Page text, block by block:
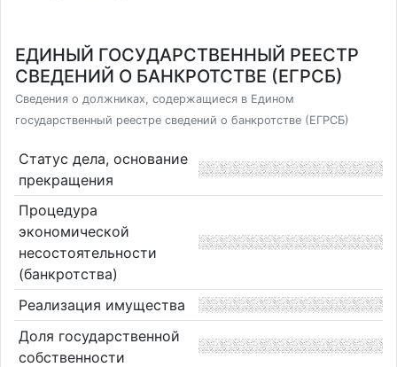
ЕДИНЫЙ ГОСУДАРСТВЕННЫЙ РЕЕСТР
СВЕДЕНИЙ О БАНКРОТСТВЕ (ЕГРСБ)
Сведения о должниках, содержащиеся в Едином
государственный реестре сведений о банкротстве (ЕГРСБ)
Статус дела, основание
прекращения
Процедура
экономической
несостоятельности
(банкротства)
Реализация имущества
Доля государственной
собственности